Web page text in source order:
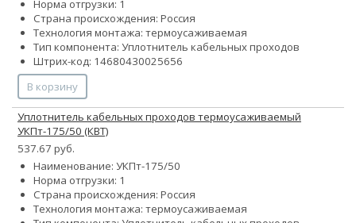
Норма отгрузки: 1
Страна происхождения: Россия
Технология монтажа: термоусаживаемая
Тип компонента: Уплотнитель кабельных проходов
Штрих-код: 14680430025656
В корзину
Уплотнитель кабельных проходов термоусаживаемый
УКПт-175/50 (КВТ)
537.67 руб.
Наименование: УКПт-175/50
Норма отгрузки: 1
Страна происхождения: Россия
Технология монтажа: термоусаживаемая